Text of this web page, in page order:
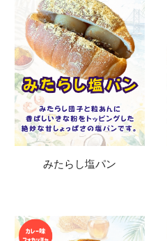
みたらし塩パン